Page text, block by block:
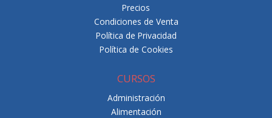
Precios
Condiciones de Venta
Política de Privacidad
Política de Cookies
CURSOS
Administración
Alimentación